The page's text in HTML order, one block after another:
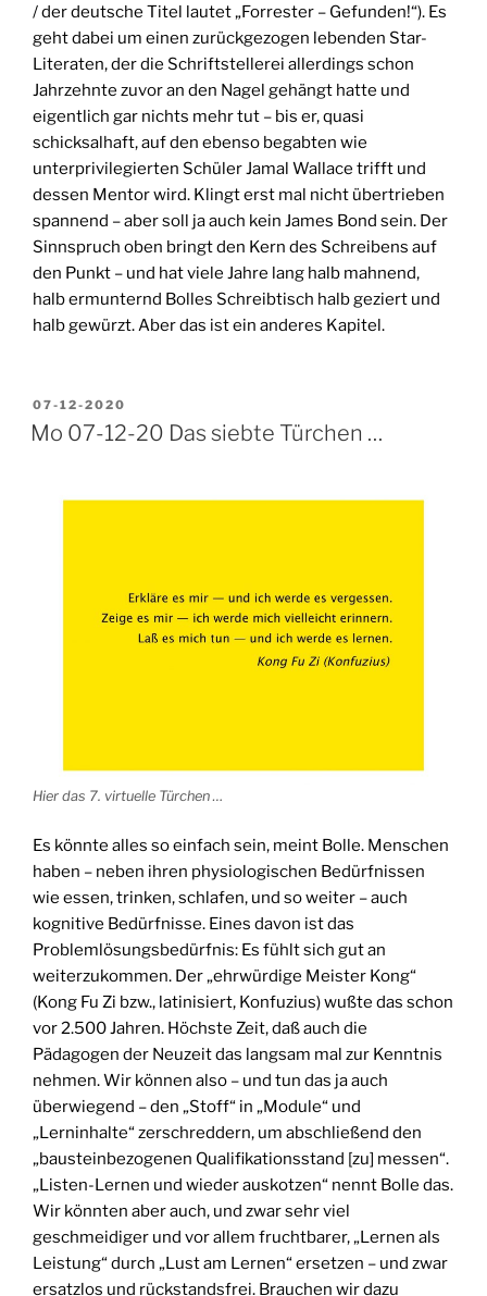
/ der deutsche Titel lautet „Forrester – Gefunden!“). Es
geht dabei um einen zurückgezogen lebenden Star-
Literaten, der die Schriftstellerei allerdings schon
Jahrzehnte zuvor an den Nagel gehängt hatte und
eigentlich gar nichts mehr tut – bis er, quasi
schicksalhaft, auf den ebenso begabten wie
unterprivilegierten Schüler Jamal Wallace trifft und
dessen Mentor wird. Klingt erst mal nicht übertrieben
spannend – aber soll ja auch kein James Bond sein. Der
Sinnspruch oben bringt den Kern des Schreibens auf
den Punkt – und hat viele Jahre lang halb mahnend,
halb ermunternd Bolles Schreibtisch halb geziert und
halb gewürzt. Aber das ist ein anderes Kapitel.
VERÖFFENTLICHT
AM
07-12-2020
Mo 07-12-20 Das siebte Türchen …
Hier das 7. virtuelle Türchen …
Es könnte alles so einfach sein, meint Bolle. Menschen
haben – neben ihren physiologischen Bedürfnissen
wie essen, trinken, schlafen, und so weiter – auch
kognitive Bedürfnisse. Eines davon ist das
Problemlösungsbedürfnis: Es fühlt sich gut an
weiterzukommen. Der „ehrwürdige Meister Kong“
(Kong Fu Zi bzw., latinisiert, Konfuzius) wußte das schon
vor 2.500 Jahren. Höchste Zeit, daß auch die
Pädagogen der Neuzeit das langsam mal zur Kenntnis
nehmen. Wir können also – und tun das ja auch
überwiegend – den „Stoff“ in „Module“ und
„Lerninhalte“ zerschreddern, um abschließend den
„bausteinbezogenen Qualifikationsstand [zu] messen“.
„Listen-Lernen und wieder auskotzen“ nennt Bolle das.
Wir könnten aber auch, und zwar sehr viel
geschmeidiger und vor allem fruchtbarer, „Lernen als
Leistung“ durch „Lust am Lernen“ ersetzen – und zwar
ersatzlos und rückstandsfrei. Brauchen wir dazu